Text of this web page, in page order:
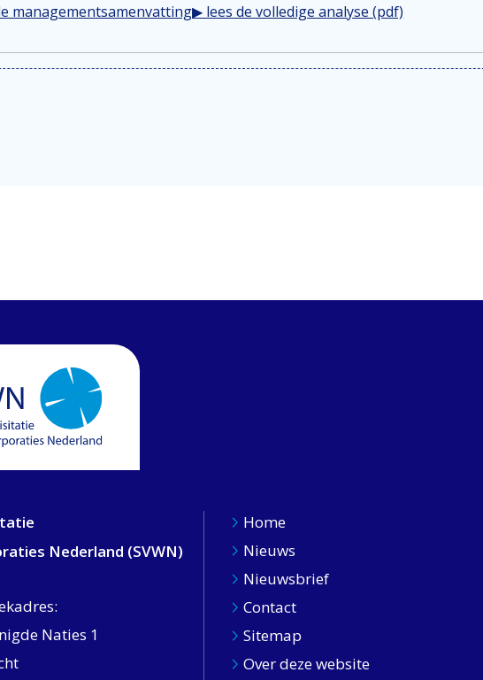
managementsamenvatting▶ lees de volledige analyse (pdf)
Nederland (SVWN)
Naties 1
Home
Nieuws
Nieuwsbrief
Contact
Sitemap
Over deze website